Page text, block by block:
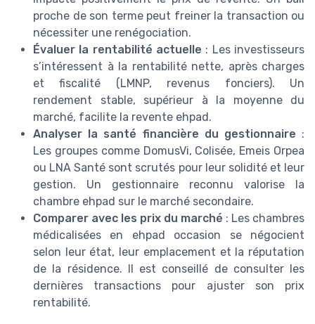
proche de son terme peut freiner la transaction ou
nécessiter une renégociation.
Évaluer la rentabilité actuelle : Les investisseurs
s’intéressent à la rentabilité nette, après charges
et fiscalité (LMNP, revenus fonciers). Un
rendement stable, supérieur à la moyenne du
marché, facilite la revente ehpad.
Analyser la santé financière du gestionnaire :
Les groupes comme DomusVi, Colisée, Emeis Orpea
ou LNA Santé sont scrutés pour leur solidité et leur
gestion. Un gestionnaire reconnu valorise la
chambre ehpad sur le marché secondaire.
Comparer avec les prix du marché : Les chambres
médicalisées en ehpad occasion se négocient
selon leur état, leur emplacement et la réputation
de la résidence. Il est conseillé de consulter les
dernières transactions pour ajuster son prix
rentabilité.